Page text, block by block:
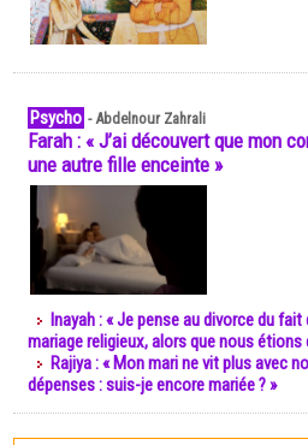
Psycho -Abdelnour Zahrali
Farah : « J’ai découvert que mon
une autre fille enceinte »
Inayah : « Je pense au divorce du
mariage religieux, alors que nous étions
Rajiya : « Mon mari ne vit plus avec
dépenses : suis-je encore mariée ? »